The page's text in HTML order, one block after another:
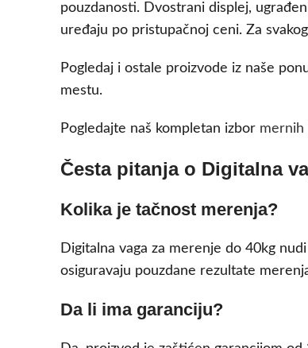
pouzdanosti. Dvostrani displej,
uređaju po pristupačnoj ceni. Za
Pogledaj i ostale proizvode iz naše
mestu.
Pogledajte naš kompletan izbor mernih
Česta pitanja o Digitalna
Kolika je tačnost merenja?
Digitalna vaga za merenje do 40kg
osiguravaju pouzdane rezultate
Da li ima garanciju?